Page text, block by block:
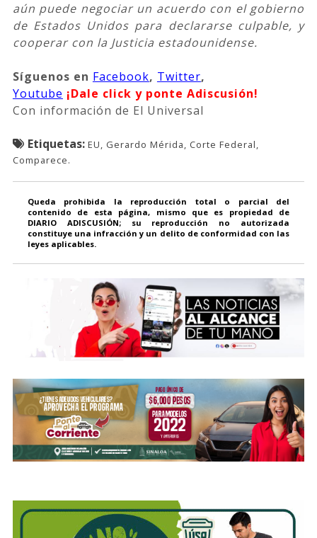
aún puede negociar un acuerdo con el gobierno
de Estados Unidos para declararse culpable, y
cooperar con la Justicia estadounidense.
Síguenos en Facebook, Twitter,
Youtube ¡Dale click y ponte Adiscusión!
Con información de El Universal
Etiquetas: EU, Gerardo Mérida, Corte Federal,
Comparece.
Queda prohibida la reproducción total o parcial del
contenido de esta página, mismo que es propiedad de
DIARIO ADISCUSIÓN; su reproducción no autorizada
constituye una infracción y un delito de conformidad con las
leyes aplicables.